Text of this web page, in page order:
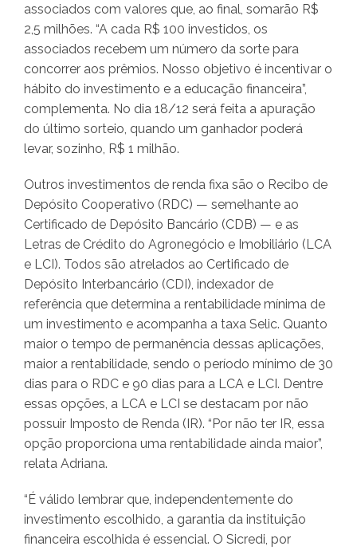
associados com valores que, ao final, somarão R$
2,5 milhões. “A cada R$ 100 investidos, os
associados recebem um número da sorte para
concorrer aos prêmios. Nosso objetivo é incentivar o
hábito do investimento e a educação financeira”,
complementa. No dia 18/12 será feita a apuração
do último sorteio, quando um ganhador poderá
levar, sozinho, R$ 1 milhão.
Outros investimentos de renda fixa são o Recibo de
Depósito Cooperativo (RDC) — semelhante ao
Certificado de Depósito Bancário (CDB) — e as
Letras de Crédito do Agronegócio e Imobiliário (LCA
e LCI). Todos são atrelados ao Certificado de
Depósito Interbancário (CDI), indexador de
referência que determina a rentabilidade mínima de
um investimento e acompanha a taxa Selic. Quanto
maior o tempo de permanência dessas aplicações,
maior a rentabilidade, sendo o período mínimo de 30
dias para o RDC e 90 dias para a LCA e LCI. Dentre
essas opções, a LCA e LCI se destacam por não
possuir Imposto de Renda (IR). “Por não ter IR, essa
opção proporciona uma rentabilidade ainda maior”,
relata Adriana.
“É válido lembrar que, independentemente do
investimento escolhido, a garantia da instituição
financeira escolhida é essencial. O Sicredi, por